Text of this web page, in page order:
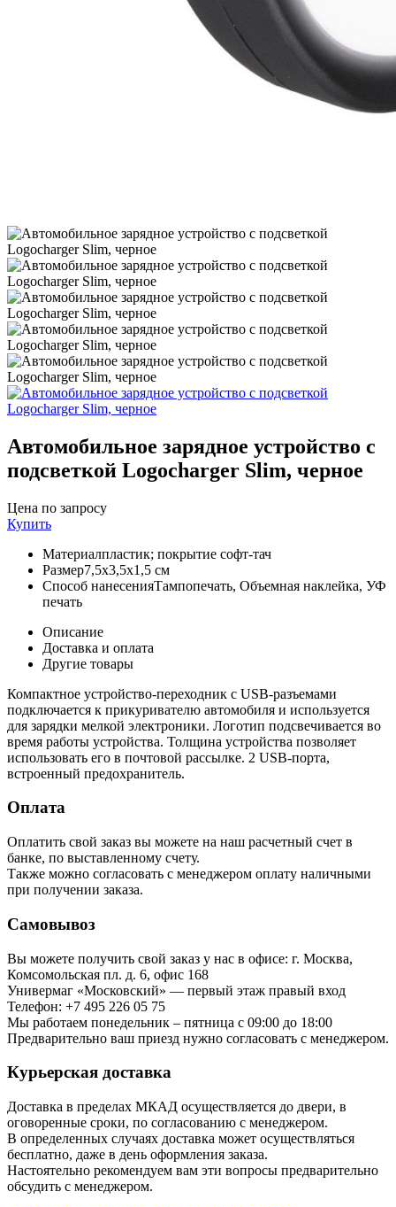
Автомобильное зарядное устройство с
подсветкой Logocharger Slim, черное
Цена по запросу
Купить
Материалпластик; покрытие софт-тач
Размер7,5х3,5х1,5 см
Способ нанесенияТампопечать, Объемная наклейка, УФ
печать
Описание
Доставка и оплата
Другие товары
Компактное устройство-переходник с USB-разъемами
подключается к прикуривателю автомобиля и используется
для зарядки мелкой электроники. Логотип подсвечивается во
время работы устройства. Толщина устройства позволяет
использовать его в почтовой рассылке. 2 USB-порта,
встроенный предохранитель.
Оплата
Оплатить свой заказ вы можете на наш расчетный счет в
банке, по выставленному счету.
Также можно согласовать с менеджером оплату наличными
при получении заказа.
Самовывоз
Вы можете получить свой заказ у нас в офисе: г. Москва,
Комсомольская пл. д. 6, офис 168
Универмаг «Московский» — первый этаж правый вход
Телефон: +7 495 226 05 75
Мы работаем понедельник – пятница с 09:00 до 18:00
Предварительно ваш приезд нужно согласовать с менеджером.
Курьерская доставка
Доставка в пределах МКАД осуществляется до двери, в
оговоренные сроки, по согласованию с менеджером.
В определенных случаях доставка может осуществляться
бесплатно, даже в день оформления заказа.
Настоятельно рекомендуем вам эти вопросы предварительно
обсудить с менеджером.